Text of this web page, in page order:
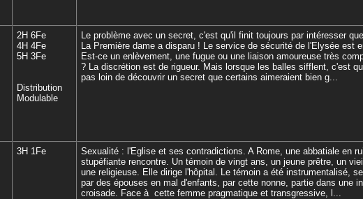
2H 6Fe
4H 4Fe
5H 3Fe
Distribution
Modulable
Le problème avec un secret, c'est qu'il finit toujours par intéresser
La Première dame a disparu ! Le service de sécurité de l'Elysée est
Est-ce un enlèvement, une fugue ou une liaison amoureuse très
? La discrétion est de rigueur. Mais lorsque les balles sifflent, c'est
pas loin de découvrir un secret que certains aimeraient bien g...
3H 1Fe
Sexualité : l'Eglise et ses contradictions. A Rome, une abbatiale en
stupéfiante rencontre. Un témoin de vingt ans, un jeune prêtre, un
une religieuse. Elle dirige l'hôpital. Le témoin a été instrumentalisé,
par des épouses en mal d'enfants, par cette nonne, partie dans une
croisade. Face à cette femme pragmatique et transgressive, l...